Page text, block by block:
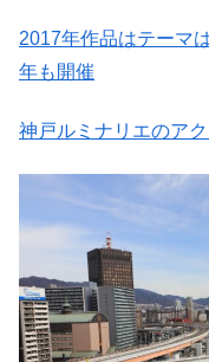
2017年作品はテーマ
年も開催
神戸ルミナリエのア